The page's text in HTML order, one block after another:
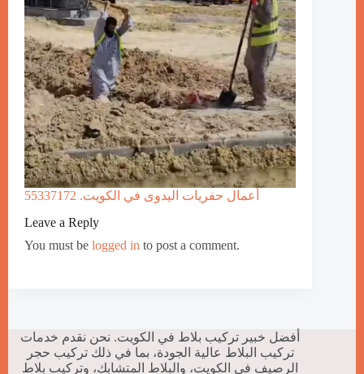
أعمال حفريات اليدوى في الكويت. 55337172
Leave a Reply
You must be logged in to post a comment.
أفضل خبير تركيب بلاط في الكويت. نحن نقدم خدمات
تركيب البلاط عالية الجودة، بما في ذلك تركيب حجر
الرصيف في الكويت، والبلاط المتشابك، وتركيب بلاط